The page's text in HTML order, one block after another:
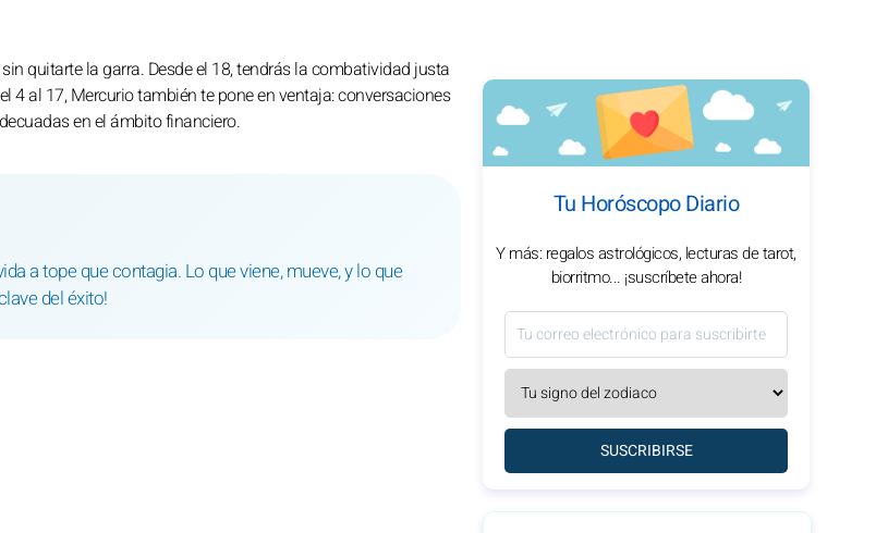
quitarte la garra. Desde el 18, tendrás la combatividad justa
al 17, Mercurio también te pone en ventaja: conversaciones
en el ámbito financiero.
a tope que contagia. Lo que viene, mueve, y lo que
del éxito!
Tu Horóscopo Diario
Y más: regalos astrológicos, lecturas de tarot,
biorritmo... ¡suscríbete ahora!
SUSCRIBIRSE